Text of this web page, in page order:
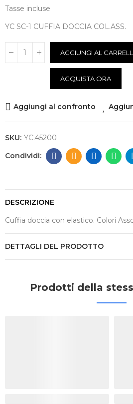
Tasse incluse
YC SC-1 CUFFIA DOCCIA COL.ASS.
AGGIUNGI AL
ACQUISTA ORA
Aggiungi al confronto
SKU: YC.45200
DESCRIZIONE
Cuffia doccia con elastico. Colori
DETTAGLI DEL PRODOTTO
Prodotti della